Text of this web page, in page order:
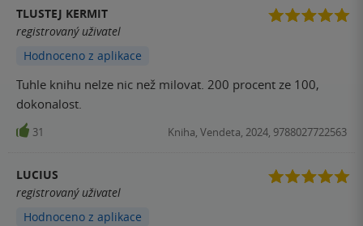
TLUSTEJ KERMIT
registrovaný uživatel
Hodnoceno z aplikace
Tuhle knihu nelze nic než milovat. 200 procent ze 100,
dokonalost.
31 Kniha, Vendeta, 2024, 9788027722563
LUCIUS
registrovaný uživatel
Hodnoceno z aplikace